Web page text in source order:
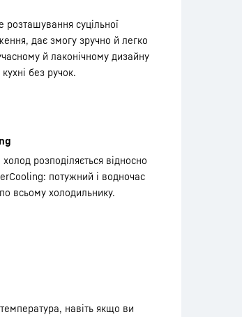
розташування суцільної
дає змогу зручно й легко
й лаконічному дизайну
без ручок.
розподіляється відносно
потужний і водночас
всьому холодильнику.
навіть якщо ви